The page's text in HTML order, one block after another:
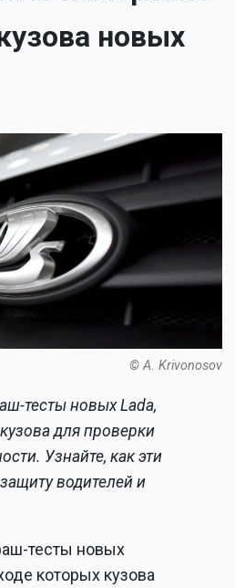
новых
© A. Krivonosov
тесты новых Lada,
для проверки
Узнайте, как эти
водителей и
тесты новых
которых кузова